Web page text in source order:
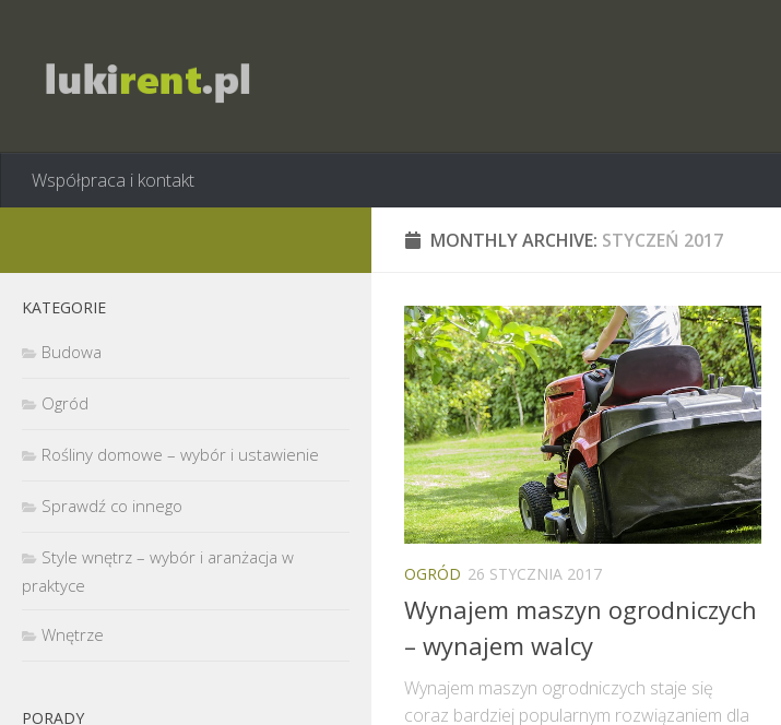
Współpraca i kontakt
MONTHLY ARCHIVE: STYCZEŃ 2017
OGRÓD 26 STYCZNIA 2017
Wynajem maszyn ogrodniczych
– wynajem walcy
Wynajem maszyn ogrodniczych staje się
coraz bardziej popularnym rozwiązaniem dla
KATEGORIE
Budowa
Ogród
Rośliny domowe – wybór i ustawienie
Sprawdź co innego
Style wnętrz – wybór i aranżacja w
praktyce
Wnętrze
PORADY